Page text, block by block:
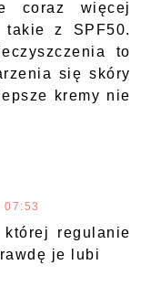
coraz więcej
takie z SPF50.
to
się skóry
kremy nie
07:53
regulanie
je lubi